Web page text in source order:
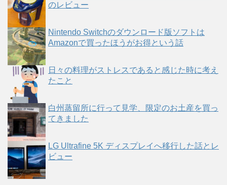
のレビュー
Nintendo Switchのダウンロード版ソフトは
Amazonで買ったほうがお得という話
日々の料理がストレスであると感じた時に考え
たこと
白州蒸留所に行って見学、限定のお土産を買っ
てきました
LG Ultrafine 5K ディスプレイへ移行した話とレ
ビュー